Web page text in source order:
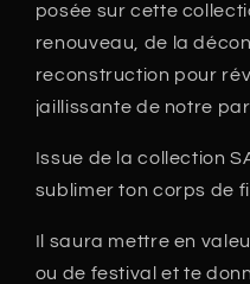
posée sur cette
renouveau, de la
reconstruction pour
jaillissante de notre
Issue de la collection
sublimer ton corps de
Il saura mettre en
ou de festival et te